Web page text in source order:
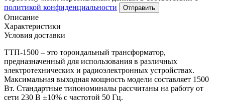
политикой конфиденциальности
Отправить
Описание
Характеристики
Условия доставки
ТТП-1500 – это тороидальный трансформатор,
предназначенный для использования в различных
электротехнических и радиоэлектронных устройствах.
Максимальная выходная мощность модели составляет 1500
Вт. Стандартные типономиналы рассчитаны на работу от
сети 230 В ±10% с частотой 50 Гц.